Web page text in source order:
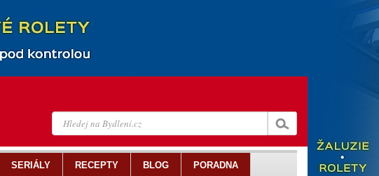
SERIÁLY RECEPTY BLOG PORADNA